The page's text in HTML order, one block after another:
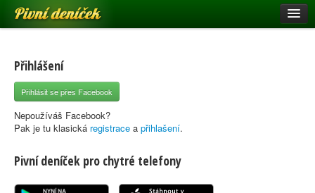
Pivní deníček
Pivní mapa
Pivní značky
Nápověda
Přihlášení
Přihlásit se přes Facebook
Nepoužíváš Facebook?
Pak je tu klasická registrace a přihlašení.
Pivní deníček pro chytré telefony